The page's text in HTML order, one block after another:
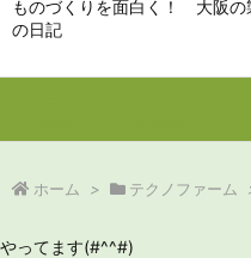
ものづくりを面白く！ 大阪の
の日記
ホーム > テクノファーム
やってます(#^^#)